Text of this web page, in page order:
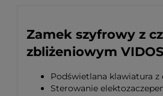
Zamek szyfrowy z
zbliżeniowym
Podświetlana klawiatura
Sterowanie